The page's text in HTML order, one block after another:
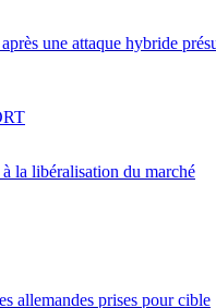
une attaque hybride
la libéralisation du marché
allemandes prises pour cible